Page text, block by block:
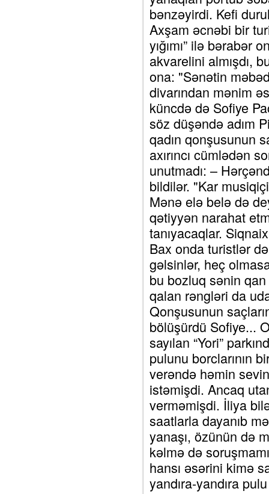
bənzəyirdi. Kefi
Axşam əcnəbi bir
yığımı” ilə bərabər
akvarelini almışdı,
ona: "Sənətin
divarından mənim
küncdə də Sofiye
söz düşəndə adım
qadın qonşusunun
axırıncı cümlədən
unutmadı: –
bildilər. "Kar
Mənə elə belə də
qətiyyən narahat
tanıyacaqlar.
Bax onda turistlər
gəlsinlər, heç
bu bozluq sənin
qalan rəngləri da
Qonşusunun
bölüşürdü Sofiye...
sayılan “Yori”
pulunu borclarının
verəndə həmin
istəmişdi. Ancaq
verməmişdi. İliya
saatlarla dayanıb
yanaşı, özünün də
kəlmə də
hansı əsərini kimə
yandıra-yandıra